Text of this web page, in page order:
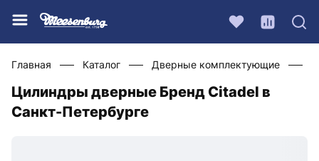
Главная Каталог Дверные комплектующие
Цилиндры дверные Бренд Citadel в
Санкт-Петербурге